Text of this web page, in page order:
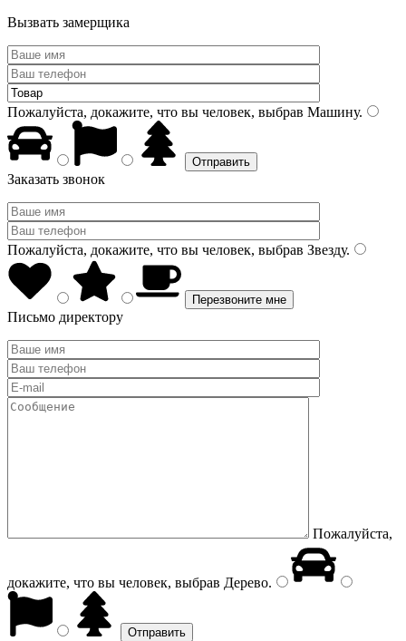
Вызвать замерщика
Пожалуйста, докажите, что вы человек, выбрав Машину.
Заказать звонок
Пожалуйста, докажите, что вы человек, выбрав Звезду.
Письмо директору
Пожалуйста,
докажите, что вы человек, выбрав Дерево.